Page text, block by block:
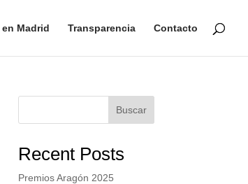
Madrid Transparencia Contacto
Buscar
Recent Posts
Premios Aragón 2025